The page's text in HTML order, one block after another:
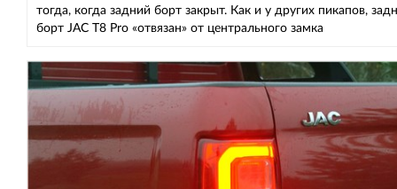
тогда, когда задний борт закрыт. Как и у других пикапов,
борт JAC T8 Pro «отвязан» от центрального замка